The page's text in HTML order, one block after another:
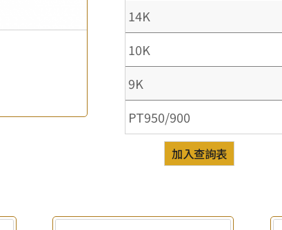
14K
10K
9K
PT950/900
加入查詢表